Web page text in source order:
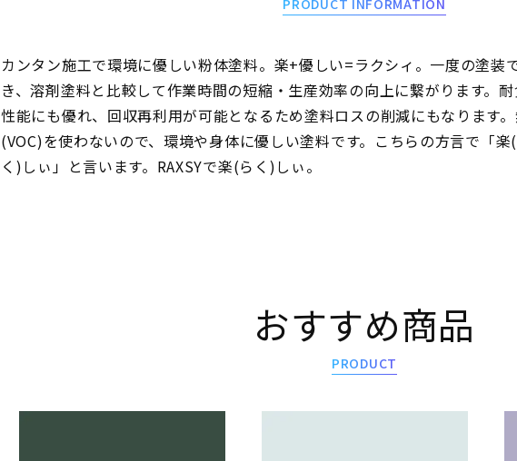
カンタン施工で環境に優しい粉体塗料。楽+優しい=ラクシィ。一度の塗装
き、溶剤塗料と比較して作業時間の短縮・生産効率の向上に繋がります。
性能にも優れ、回収再利用が可能となるため塗料ロスの削減にもなります
(VOC)を使わないので、環境や身体に優しい塗料です。こちらの方言で「
く)しぃ」と言います。RAXSYで楽(らく)しぃ。
おすすめ商品
PRODUCT